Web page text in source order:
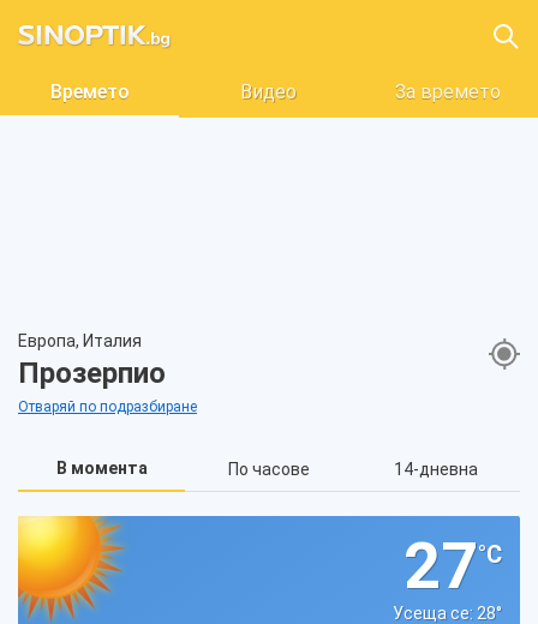
Времето Видео За времето
Европа, Италия
Прозерпио
Отваряй по подразбиране
В момента По часове 14-дневна
27°C
Усеща се: 28°